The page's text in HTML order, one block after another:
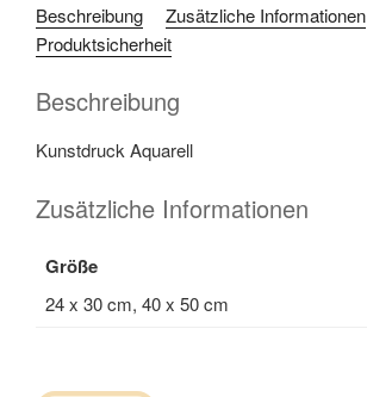
Beschreibung
Zusätzliche Informationen
Produktsicherheit
Beschreibung
Kunstdruck Aquarell
Zusätzliche Informationen
Größe
24 x 30 cm, 40 x 50 cm